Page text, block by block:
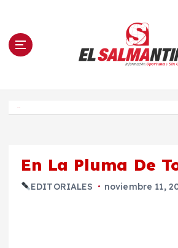
n El Salmantino -
En La Pluma De
EDITORIALES noviembre 11,